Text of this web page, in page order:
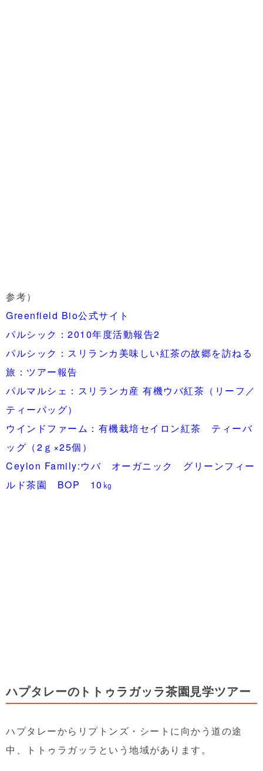
参考）
Greenfield Bio公式サイト
パルシック：2010年度活動報告2
パルシック：スリランカ美味しい紅茶の故郷を訪ねる
旅：ツアー報告
パルマルシェ：スリランカ産 有機ウバ紅茶（リーフ／
ティーバッグ）
ウインドファーム：有機栽培セイロン紅茶 ティーバ
ッグ（2ｇ×25個）
Ceylon Family:ウバ オーガニック グリーンフィー
ルド茶園 BOP 10㎏
ハプタレーのトトゥラガッラ茶園見学ツアー
ハプタレーからリプトンズ・シートに向かう道の途
中、トトゥラガッラという地域があります。